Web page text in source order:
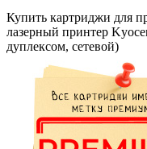
Купить картриджи для
лазерный принтер
дуплексом, сетевой)